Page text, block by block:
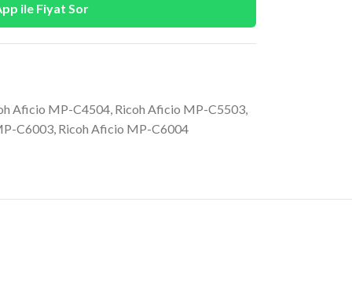
ile Fiyat Sor
Aficio MP-C4504, Ricoh Aficio MP-C5503,
C6003, Ricoh Aficio MP-C6004